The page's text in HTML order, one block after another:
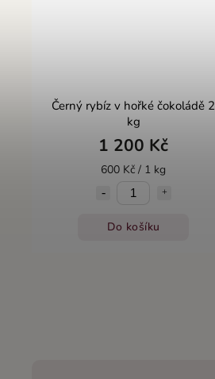
Černý rybíz v hořké čokoládě 2
kg
1 200 Kč
600 Kč / 1 kg
Do košíku